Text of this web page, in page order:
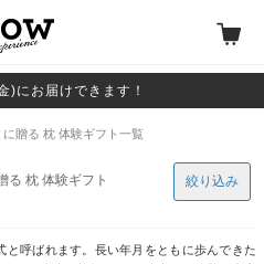
)にお届けできます！
贈る 枕 体験ギフト一覧
る 枕 体験ギフト
と呼ばれます。長い年月をともに歩んできた
絞り込み